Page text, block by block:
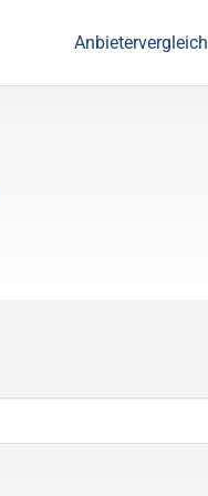
Anbietervergleich